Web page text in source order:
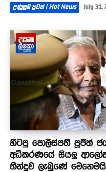
උණුසුම් පුවත් | Hot News July 31,
හිටපු පොලිස්පති පූජිත්
අධිකරණයේ සියලු
තීන්දුව ලැබුණේ මෙහෙමයි